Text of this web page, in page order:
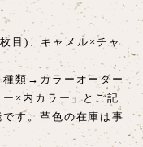
目)、キャメル×チャ
類→カラーオーダー
×内カラー」とご記
す。革色の在庫は事